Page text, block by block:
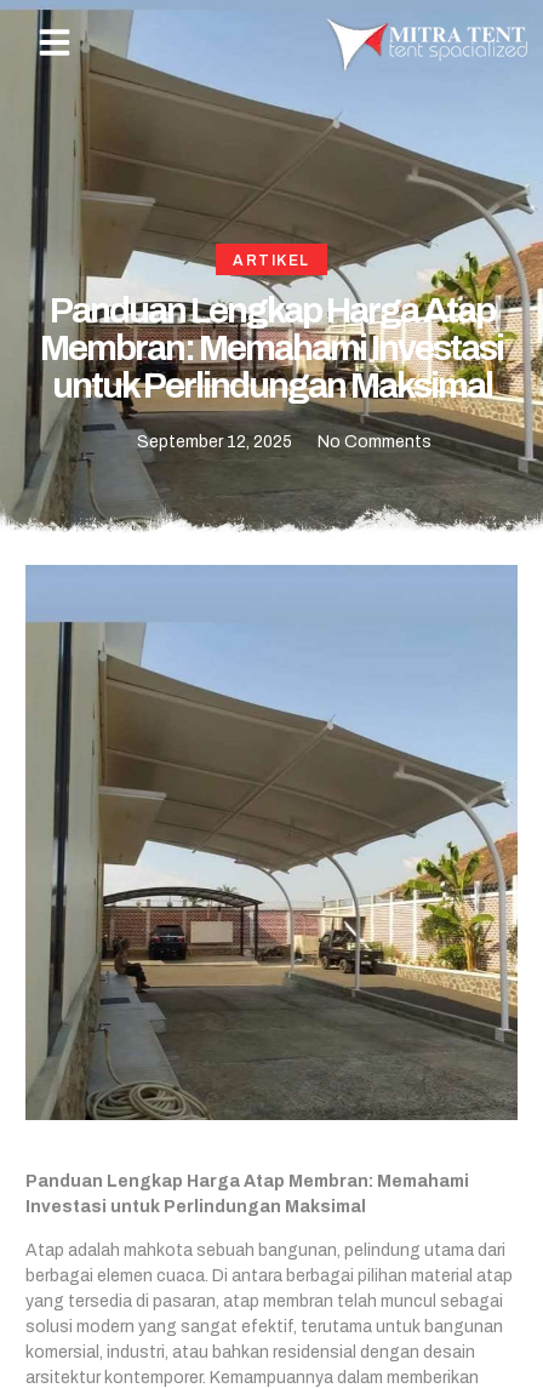
ARTIKEL
Panduan Lengkap Harga Atap
Membran: Memahami Investasi
untuk Perlindungan Maksimal
September 12, 2025 No Comments
Panduan Lengkap Harga Atap Membran: Memahami
Investasi untuk Perlindungan Maksimal
Atap adalah mahkota sebuah bangunan, pelindung utama dari
berbagai elemen cuaca. Di antara berbagai pilihan material atap
yang tersedia di pasaran, atap membran telah muncul sebagai
solusi modern yang sangat efektif, terutama untuk bangunan
komersial, industri, atau bahkan residensial dengan desain
arsitektur kontemporer. Kemampuannya dalam memberikan